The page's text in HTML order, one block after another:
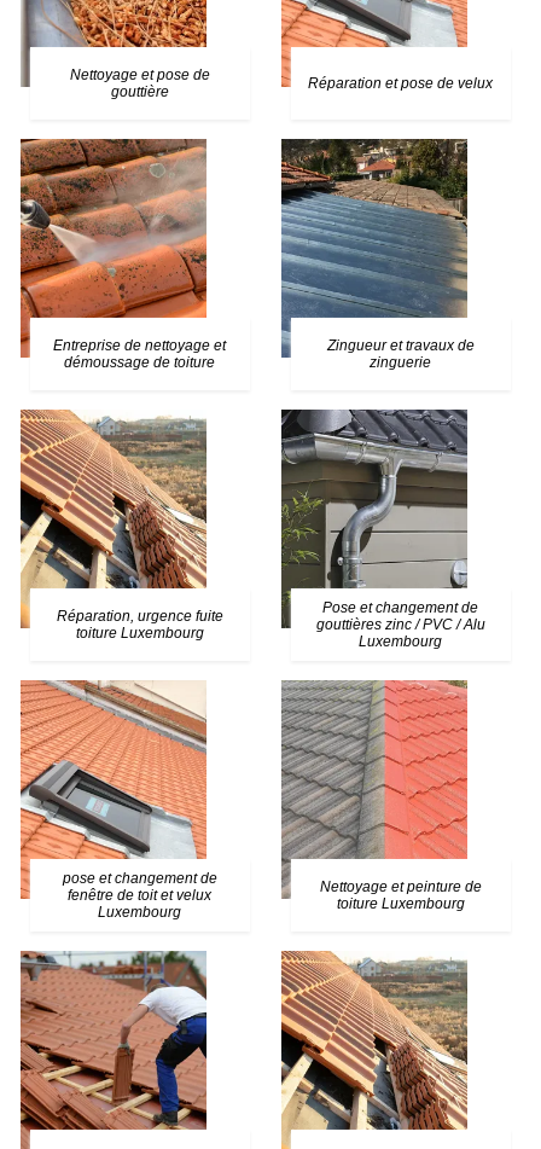
Nettoyage et pose de
gouttière
Réparation et pose de velux
Entreprise de nettoyage et
démoussage de toiture
Zingueur et travaux de
zinguerie
Réparation, urgence fuite
toiture Luxembourg
Pose et changement de
gouttières zinc / PVC / Alu
Luxembourg
pose et changement de
fenêtre de toit et velux
Luxembourg
Nettoyage et peinture de
toiture Luxembourg